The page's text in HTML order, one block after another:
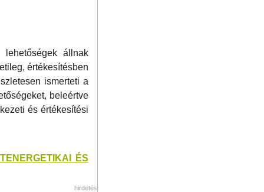
állnak
értékesítésben
ismerteti a
beleértve
és értékesítési
ÉS
hirdetés